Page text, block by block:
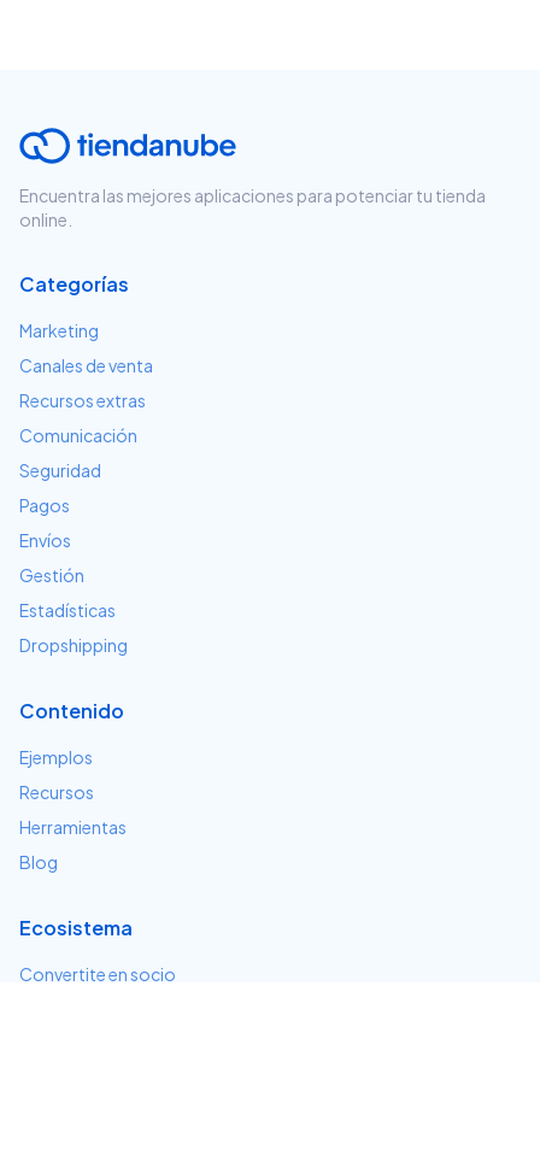
Encuentra las mejores aplicaciones para potenciar tu tienda
online.
Categorías
Marketing
Canales de venta
Recursos extras
Comunicación
Seguridad
Pagos
Envíos
Gestión
Estadísticas
Dropshipping
Contenido
Ejemplos
Recursos
Herramientas
Blog
Ecosistema
Convertite en socio